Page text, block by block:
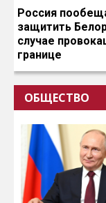
Россия
защитить
случае
границе
ОБЩЕСТВО